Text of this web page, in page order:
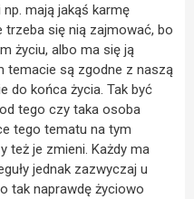
mają jakąś karmę
trzeba się nią zajmować, bo
życiu, albo ma się ją
temacie są zgodne z naszą
do końca życia. Tak być
tego czy taka osoba
tego tematu na tym
też je zmieni. Każdy ma
jednak zazwyczaj u
tak naprawdę życiowo